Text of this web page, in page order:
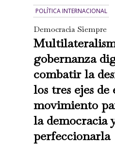
POLÍTICA INTERNACIONAL
Democracia Siempre
gobernanza
combatir la
los tres ejes de
movimiento
la democracia
perfeccionarla